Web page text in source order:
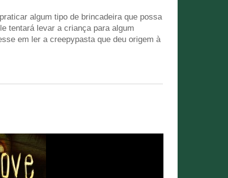
algum tipo de brincadeira que possa
tentará levar a criança para algum
em ler a creepypasta que deu origem à